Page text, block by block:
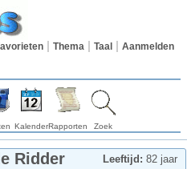
Thema Taal Aanmelden
KalenderRapporten Zoek
Ridder Leeftijd: 82 jaar